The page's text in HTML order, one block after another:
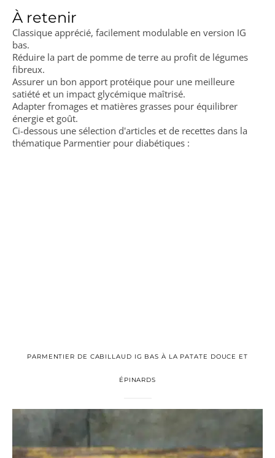
À retenir
Classique apprécié, facilement modulable en version IG
bas.
Réduire la part de pomme de terre au profit de légumes
fibreux.
Assurer un bon apport protéique pour une meilleure
satiété et un impact glycémique maîtrisé.
Adapter fromages et matières grasses pour équilibrer
énergie et goût.
Ci-dessous une sélection d'articles et de recettes dans la
thématique Parmentier pour diabétiques :
PARMENTIER DE CABILLAUD IG BAS À LA PATATE DOUCE ET
ÉPINARDS